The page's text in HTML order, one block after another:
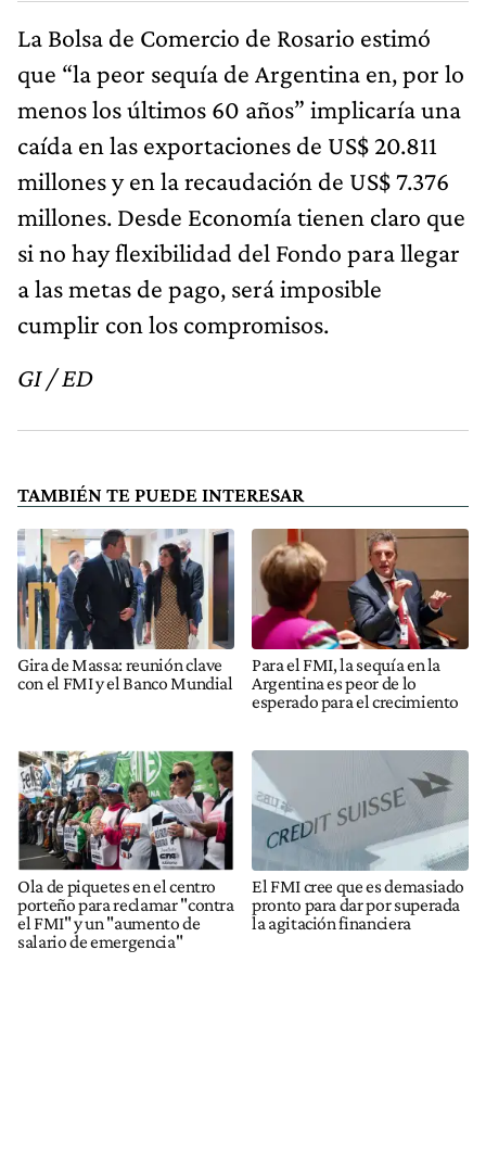
La Bolsa de Comercio de Rosario estimó
que “la peor sequía de Argentina en, por lo
menos los últimos 60 años” implicaría una
caída en las exportaciones de US$ 20.811
millones y en la recaudación de US$ 7.376
millones. Desde Economía tienen claro que
si no hay flexibilidad del Fondo para llegar
a las metas de pago, será imposible
cumplir con los compromisos.
GI / ED
TAMBIÉN TE PUEDE INTERESAR
Gira de Massa: reunión clave
con el FMI y el Banco Mundial
Para el FMI, la sequía en la
Argentina es peor de lo
esperado para el crecimiento
Ola de piquetes en el centro
porteño para reclamar "contra
el FMI" y un "aumento de
salario de emergencia"
El FMI cree que es demasiado
pronto para dar por superada
la agitación financiera